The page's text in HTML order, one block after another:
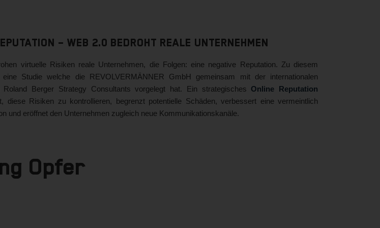
– Web 2.0 bedroht reale Unternehmen
virtuelle Risiken reale Unternehmen, die Folgen: eine negative Reputation. Zu diesem
Studie welche die REVOLVERMÄNNER GmbH gemeinsam mit der internationalen
Roland Berger Strategy Consultants vorgelegt hat. Ein strategisches Online Reputation
diese Risiken zu kontrollieren, begrenzt potentielle Schäden, verbessert eine vermeintlich
und eröffnet den Unternehmen zugleich neue Kommunikationskanäle.
Opfer